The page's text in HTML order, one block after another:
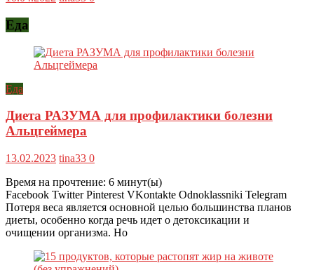
Еда
Еда
Диета РАЗУМА для профилактики болезни
Альцгеймера
13.02.2023 tina33 0
Время на прочтение: 6 минут(ы)
Facebook Twitter Pinterest VKontakte Odnoklassniki Telegram
Потеря веса является основной целью большинства планов
диеты, особенно когда речь идет о детоксикации и
очищении организма. Но